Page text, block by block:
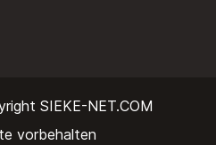
SIEKE-NET.COM
vorbehalten